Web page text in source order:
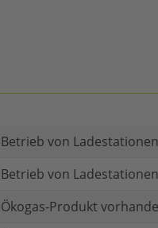
Betrieb von
Betrieb von
Ökogas-Produkt